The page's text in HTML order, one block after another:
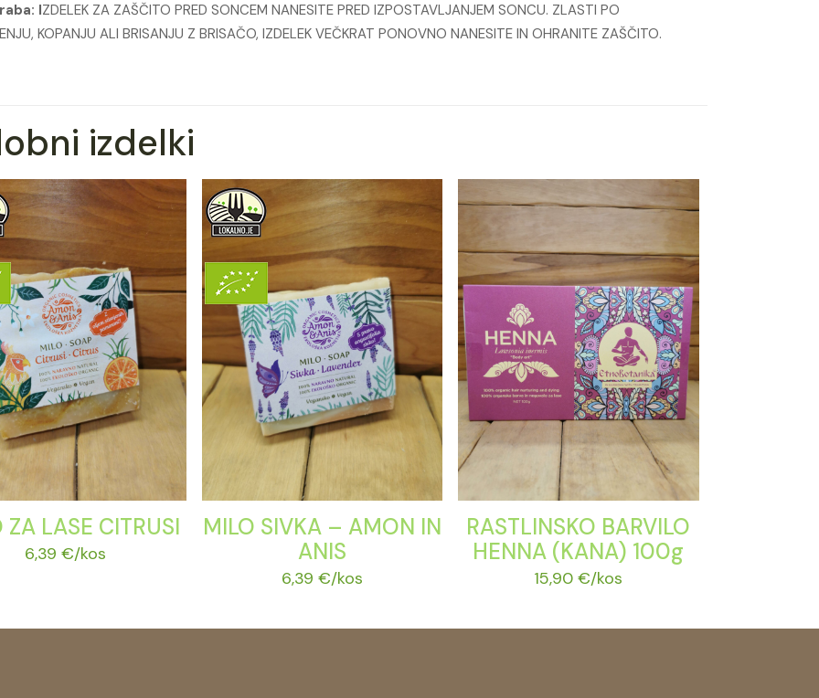
IZDELEK ZA ZAŠČITO PRED SONCEM NANESITE PRED IZPOSTAVLJANJEM SONCU. ZLASTI PO
KOPANJU ALI BRISANJU Z BRISAČO, IZDELEK VEČKRAT PONOVNO NANESITE IN OHRANITE ZAŠČITO.
izdelki
ZA LASE CITRUSI
6,39€/kos
MILO SIVKA – AMON IN
ANIS
6,39 €/kos
RASTLINSKO BARVILO
HENNA (KANA) 100g
15,90€/kos